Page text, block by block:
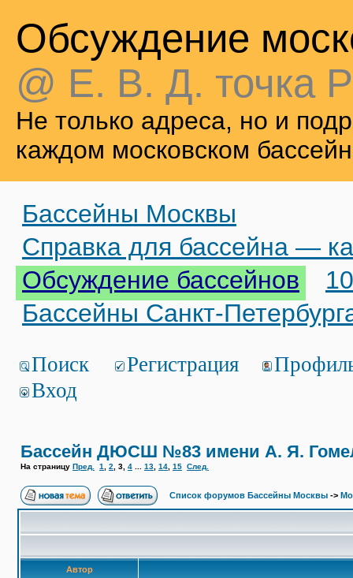
Обсуждение
@ Е. В. Д. точка
Не только адреса, но и
каждом московском
Бассейны Москвы
Справка для бассейна —
Обсуждение бассейнов
Бассейны Санкт-
Поиск Регистрация
Вход
Бассейн ДЮСШ №83 имени А. Я.
На страницу Пред. 1 2 3 4 13 14 15 След.
Список форумов Бассейны Москвы ->
Автор